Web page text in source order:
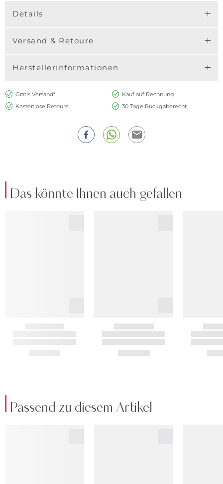
Details
Versand & Retoure
Herstellerinformationen
Gratis Versand*
Kauf auf Rechnung
Kostenlose Retoure
30 Tage Rückgaberecht
Das könnte Ihnen auch gefallen
Passend zu diesem Artikel